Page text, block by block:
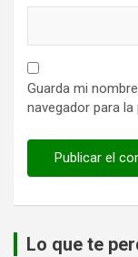
Guarda mi
navegador para
Lo que te